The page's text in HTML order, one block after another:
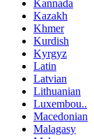
Kannada
Kazakh
Khmer
Kurdish
Kyrgyz
Latin
Latvian
Lithuanian
Luxembou..
Macedonian
Malagasy